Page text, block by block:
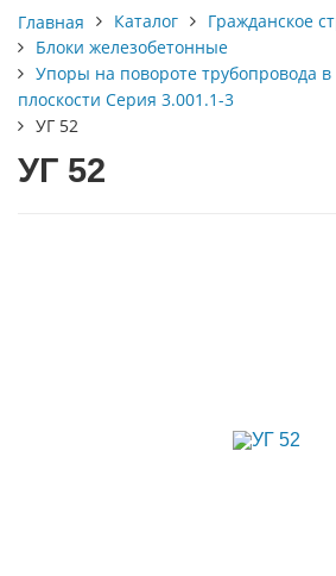
Главная Каталог
Гражданское
Блоки железобетонные
Упоры на повороте трубопровода в
плоскости Серия 3.001.1-3
УГ 52
УГ 52